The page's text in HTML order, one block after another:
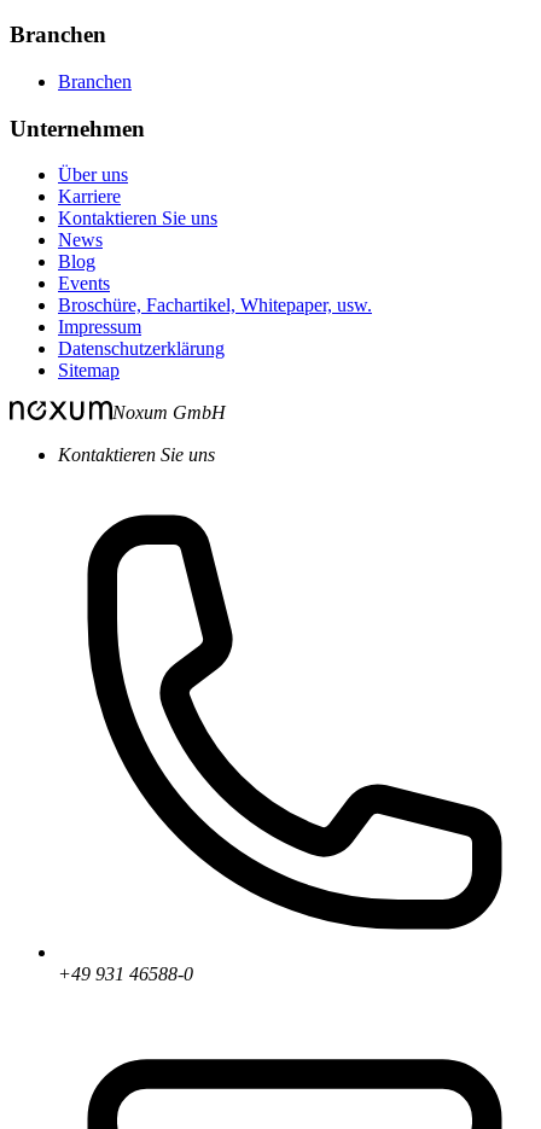
Branchen
Branchen
Unternehmen
Über uns
Karriere
Kontaktieren Sie uns
News
Blog
Events
Broschüre, Fachartikel, Whitepaper, usw.
Impressum
Datenschutzerklärung
Sitemap
Noxum GmbH
Kontaktieren Sie uns
+49 931 46588-0